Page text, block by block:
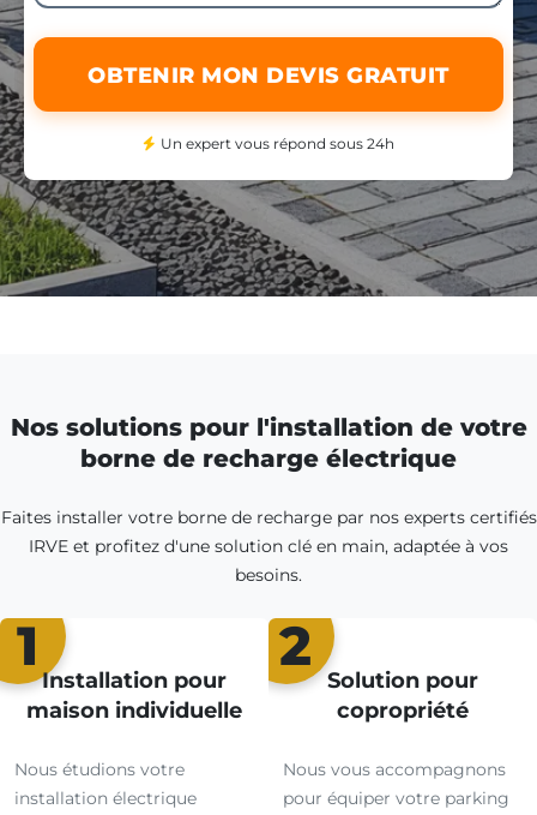
OBTENIR MON DEVIS GRATUIT
Un expert vous répond sous 24h
Nos solutions pour l'installation de votre
borne de recharge électrique
Faites installer votre borne de recharge par nos experts certifiés
IRVE et profitez d'une solution clé en main, adaptée à vos
besoins.
1
Installation pour
maison individuelle
Nous étudions votre
installation électrique
2
Solution pour
copropriété
Nous vous accompagnons
pour équiper votre parking